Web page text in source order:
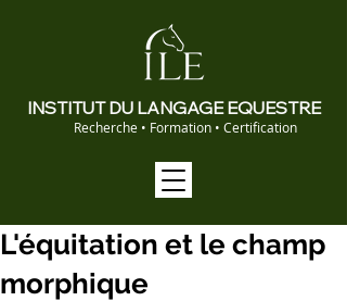
INSTITUT DU LANGAGE EQUESTRE
Recherche • Formation • Certification
L'équitation et le champ
morphique